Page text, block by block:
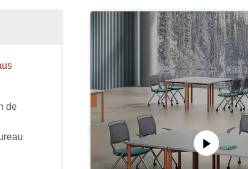
de